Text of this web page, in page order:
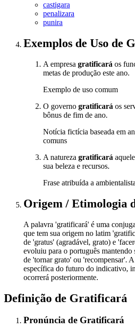
castigara
penalizara
punira
Exemplos de Uso de
A empresa gratificará os
metas de produção este ano.
Exemplo de uso comum
O governo gratificará os
bônus de fim de ano.
Notícia fictícia baseada em
comuns
A natureza gratificará
sua beleza e recursos.
Frase atribuída a
Origem / Etimologia
A palavra 'gratificará' é uma
que tem sua origem no latim
de 'gratus' (agradável, grato) e
evoluiu para o português mantendo
de 'tornar grato' ou 'recompensar'.
específica do futuro do indicativo,
ocorrerá posteriormente.
Definição de Gratificará
Pronúncia de Gratificará